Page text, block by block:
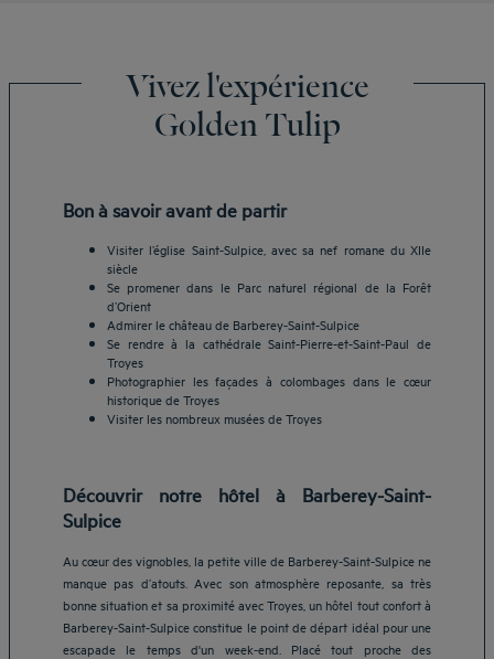
Vivez l'expérience
Golden Tulip
Bon à savoir avant de partir
Visiter l’église Saint-Sulpice, avec sa nef romane du XIIe
siècle
Se promener dans le Parc naturel régional de la Forêt
d’Orient
Admirer le château de Barberey-Saint-Sulpice
Se rendre à la cathédrale Saint-Pierre-et-Saint-Paul de
Troyes
Photographier les façades à colombages dans le cœur
historique de Troyes
Visiter les nombreux musées de Troyes
Découvrir notre hôtel à Barberey-Saint-
Sulpice
Au cœur des vignobles, la petite ville de Barberey-Saint-Sulpice ne
manque pas d’atouts. Avec son atmosphère reposante, sa très
bonne situation et sa proximité avec Troyes, un hôtel tout confort à
Barberey-Saint-Sulpice constitue le point de départ idéal pour une
escapade le temps d'un week-end. Placé tout proche des